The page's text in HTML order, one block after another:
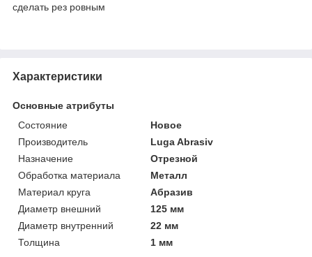
сделать рез ровным
Характеристики
Основные атрибуты
Состояние
Новое
Производитель
Luga Abrasiv
Назначение
Отрезной
Обработка материала
Металл
Материал круга
Абразив
Диаметр внешний
125 мм
Диаметр внутренний
22 мм
Толщина
1 мм